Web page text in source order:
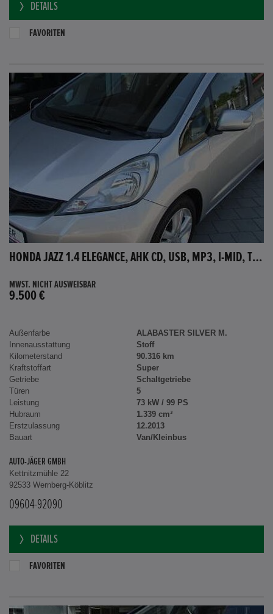
DETAILS
FAVORITEN
HONDA JAZZ 1.4 ELEGANCE, AHK CD, USB, MP3, I-MID, TEMPOMAT, AUX-IN
MWST. NICHT AUSWEISBAR
9.500 €
Außenfarbe
ALABASTER SILVER M.
Innenausstattung
Stoff
Kilometerstand
90.316 km
Kraftstoffart
Super
Getriebe
Schaltgetriebe
Türen
5
Leistung
73 kW / 99 PS
Hubraum
1.339 cm³
Erstzulassung
12.2013
Bauart
Van/Kleinbus
AUTO-JÄGER GMBH
Kettnitzmühle 22
92533 Wernberg-Köblitz
09604-92090
DETAILS
FAVORITEN